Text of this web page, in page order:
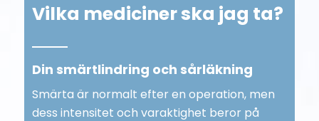
Vilka mediciner ska jag ta?
Din smärtlindring och sårläkning
Smärta är normalt efter en operation, men
dess intensitet och varaktighet beror på